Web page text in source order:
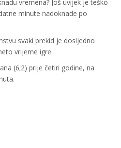
vremena? Još uvijek je teško
minute nadoknade po
svaki prekid je dosljedno
vrijeme igre.
(6;2) prije četiri godine, na